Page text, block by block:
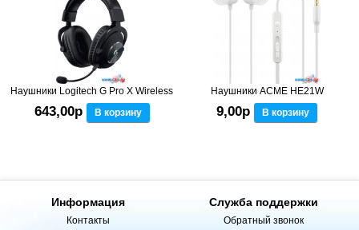
Наушники Logitech G Pro X Wireless
643,00р В корзину
Наушники ACME HE21W
9,00р В корзину
Информация
Контакты
Служба поддержки
Обратный звонок